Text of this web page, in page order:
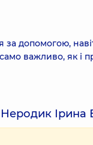
за допомогою,
само важливо, як
Неродик Ірина